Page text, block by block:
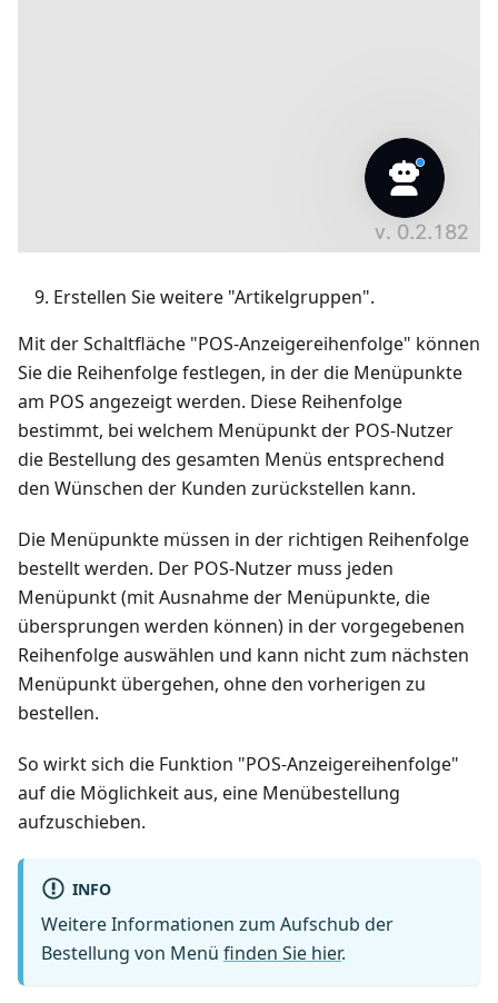
Erstellen Sie weitere "Artikelgruppen".
Mit der Schaltfläche "POS-Anzeigereihenfolge" können
Sie die Reihenfolge festlegen, in der die Menüpunkte
am POS angezeigt werden. Diese Reihenfolge
bestimmt, bei welchem Menüpunkt der POS-Nutzer
die Bestellung des gesamten Menüs entsprechend
den Wünschen der Kunden zurückstellen kann.
Die Menüpunkte müssen in der richtigen Reihenfolge
bestellt werden. Der POS-Nutzer muss jeden
Menüpunkt (mit Ausnahme der Menüpunkte, die
übersprungen werden können) in der vorgegebenen
Reihenfolge auswählen und kann nicht zum nächsten
Menüpunkt übergehen, ohne den vorherigen zu
bestellen.
So wirkt sich die Funktion "POS-Anzeigereihenfolge"
auf die Möglichkeit aus, eine Menübestellung
aufzuschieben.
INFO
Weitere Informationen zum Aufschub der
Bestellung von Menü finden Sie hier.